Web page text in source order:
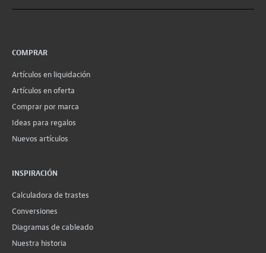
COMPRAR
Artículos en liquidación
Artículos en oferta
Comprar por marca
Ideas para regalos
Nuevos artículos
INSPIRACIÓN
Calculadora de trastes
Conversiones
Diagramas de cableado
Nuestra historia